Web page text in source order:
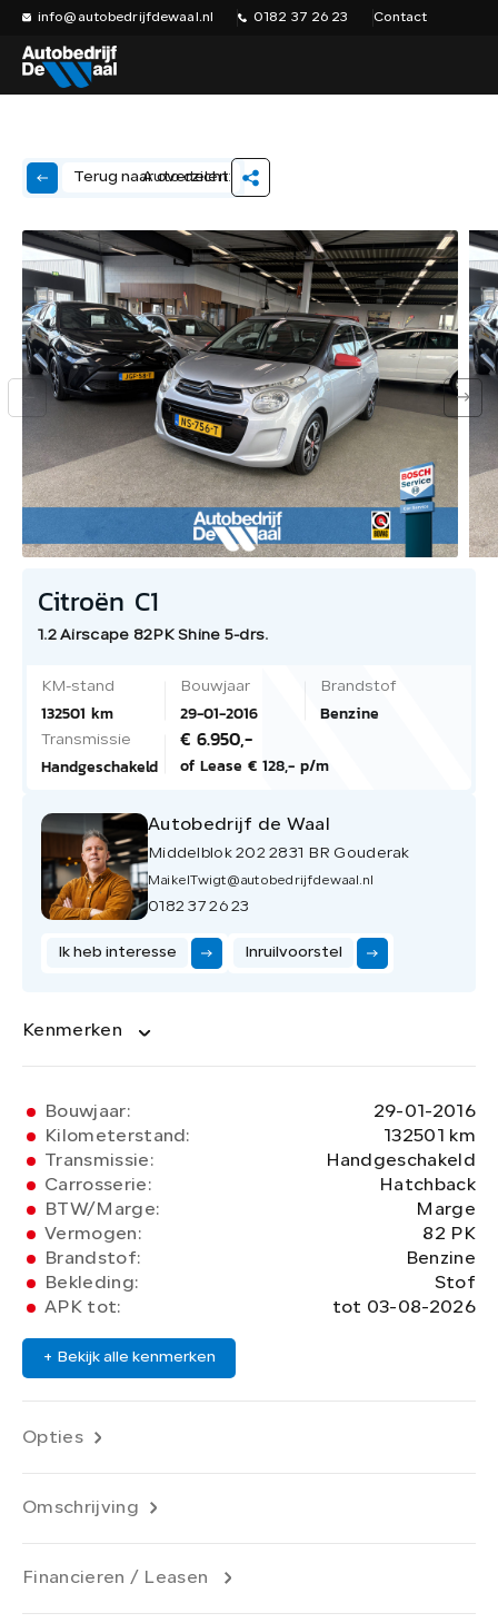
info@autobedrijfdewaal.nl 0182 37 26 23 Contact
Terug naar overzicht
Auto delen:
Citroën C1
1.2 Airscape 82PK Shine 5-drs.
KM-stand
132501 km
Bouwjaar
29-01-2016
Brandstof
Benzine
Transmissie
Handgeschakeld
€ 6.950,-
of Lease € 128,- p/m
Autobedrijf de Waal
Middelblok 202 2831 BR Gouderak
MaikelTwigt@autobedrijfdewaal.nl
0182 37 26 23
Ik heb interesse Inruilvoorstel
Kenmerken
Bouwjaar:
29-01-2016
Kilometerstand:
132501 km
Transmissie:
Handgeschakeld
Carrosserie:
Hatchback
BTW/Marge:
Marge
Vermogen:
82 PK
Brandstof:
Benzine
Bekleding:
Stof
APK tot:
tot 03-08-2026
+ Bekijk alle kenmerken
Opties
Omschrijving
Financieren / Leasen